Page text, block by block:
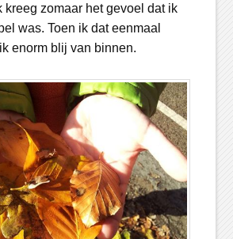
kreeg zomaar het gevoel dat ik
was. Toen ik dat eenmaal
enorm blij van binnen.